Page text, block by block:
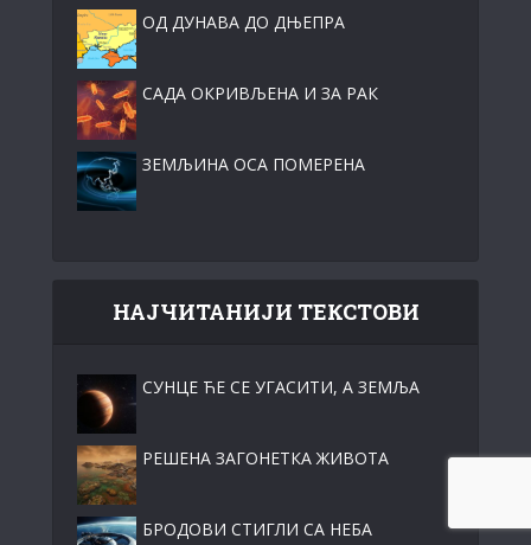
ОД ДУНАВА ДО ДЊЕПРА
САДА ОКРИВЉЕНА И ЗА РАК
ЗЕМЉИНА ОСА ПОМЕРЕНА
НАЈЧИТАНИЈИ ТЕКСТОВИ
СУНЦЕ ЋЕ СЕ УГАСИТИ, А ЗЕМЉА
РЕШЕНА ЗАГОНЕТКА ЖИВОТА
БРОДОВИ СТИГЛИ СА НЕБА